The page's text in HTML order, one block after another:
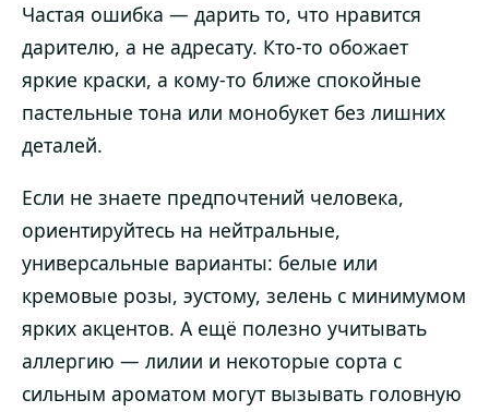
Частая ошибка — дарить то, что нравится
дарителю, а не адресату. Кто-то обожает
яркие краски, а кому-то ближе спокойные
пастельные тона или монобукет без лишних
деталей.
Если не знаете предпочтений человека,
ориентируйтесь на нейтральные,
универсальные варианты: белые или
кремовые розы, эустому, зелень с минимумом
ярких акцентов. А ещё полезно учитывать
аллергию — лилии и некоторые сорта с
сильным ароматом могут вызывать головную